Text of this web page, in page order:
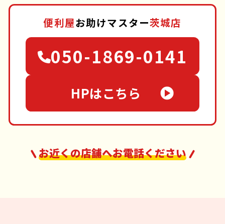
便利屋お助けマスター茨城店
050-1869-0141
HPはこちら
お近くの店舗へお電話ください